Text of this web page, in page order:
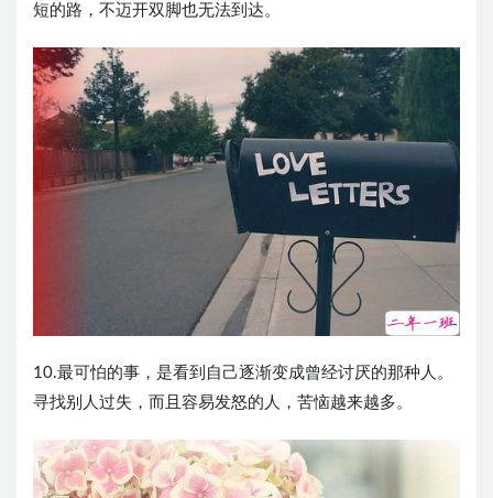
短的路，不迈开双脚也无法到达。 ​​​​
10.最可怕的事，是看到自己逐渐变成曾经讨厌的那种人。
寻找别人过失，而且容易发怒的人，苦恼越来越多。 ​​​​